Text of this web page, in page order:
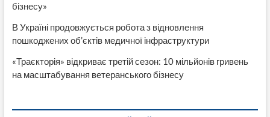
бізнесу»
В Україні продовжується робота з відновлення
пошкоджених об’єктів медичної інфраструктури
«Траєкторія» відкриває третій сезон: 10 мільйонів гривень
на масштабування ветеранського бізнесу